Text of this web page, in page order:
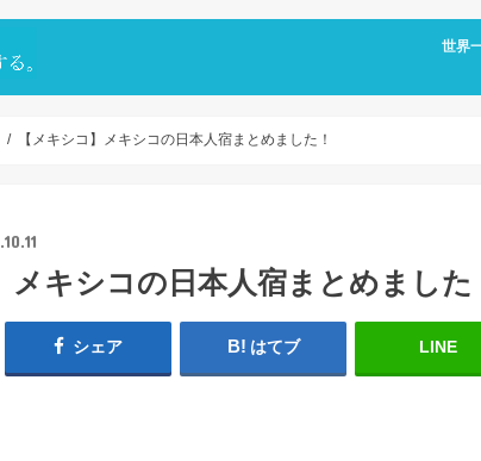
世界
アメリ
メキシ
キュー
コロ
エク
【メキシコ】メキシコの日本人宿まとめました！
メキシコの日本人宿まとめました
シェア はてブ LINE